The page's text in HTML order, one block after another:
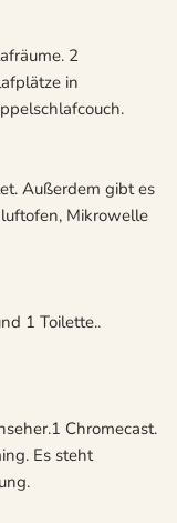
2
in
Außerdem gibt es
Mikrowelle
1 Toilette..
Chromecast.
Es steht